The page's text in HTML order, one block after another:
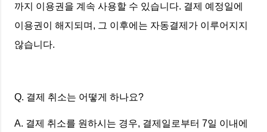
까지 이용권을 계속 사용할 수 있습니다. 결제 예정일에
이용권이 해지되며, 그 이후에는 자동결제가 이루어지지
않습니다.
Q. 결제 취소는 어떻게 하나요?
A. 결제 취소를 원하시는 경우, 결제일로부터 7일 이내에